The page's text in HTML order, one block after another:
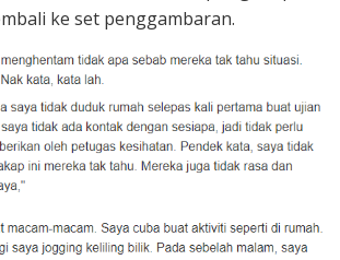
ke set penggambaran.